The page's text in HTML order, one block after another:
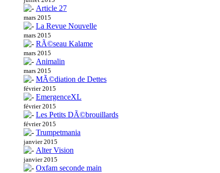
Article 27
mars 2015
La Revue Nouvelle
mars 2015
RÃ©seau Kalame
mars 2015
Animalin
mars 2015
MÃ©diation de Dettes
février 2015
EmergenceXL
février 2015
Les Petits DÃ©brouillards
février 2015
Trumpetmania
janvier 2015
Alter Vision
janvier 2015
Oxfam seconde main